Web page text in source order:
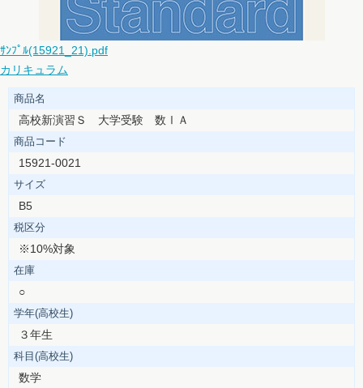
ｻﾝﾌﾟﾙ(15921_21).pdf
カリキュラム
商品名
高校新演習Ｓ 大学受験 数ⅠＡ
商品コード
15921-0021
サイズ
B5
税区分
※10%対象
在庫
○
学年(高校生)
３年生
科目(高校生)
数学